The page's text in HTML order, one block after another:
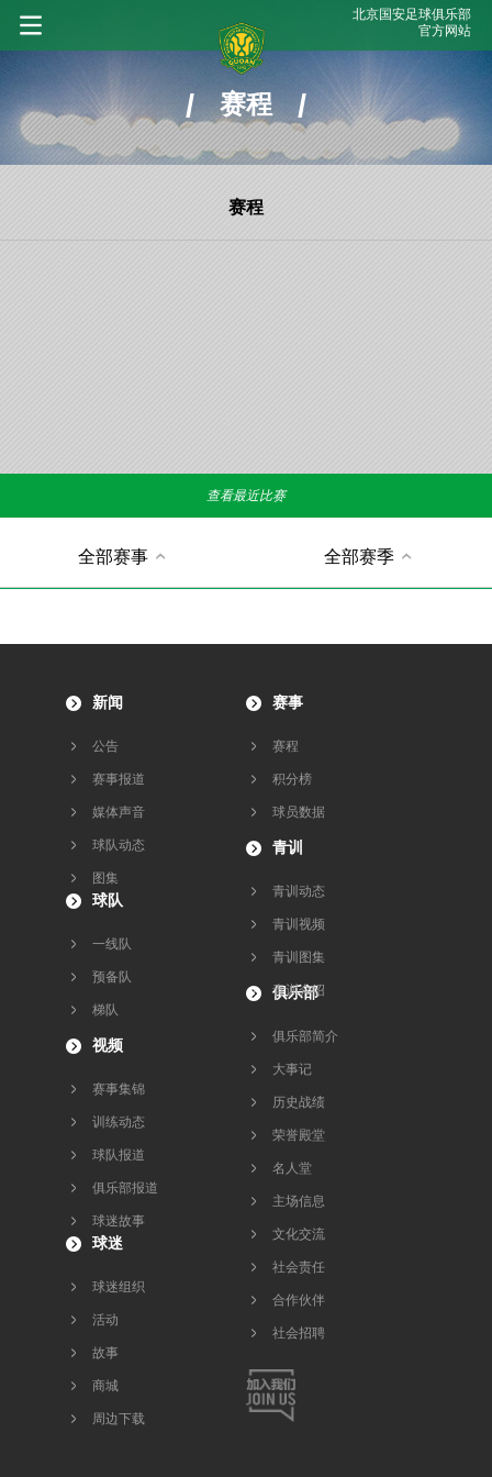
北京国安足球俱乐部
官方网站
/ 赛程 /
赛程
查看最近比赛
全部赛事 全部赛季
新闻
公告
赛事报道
媒体声音
球队动态
图集
赛事
赛程
积分榜
球员数据
视频
赛事集锦
训练动态
球队报道
俱乐部报道
球迷故事
俱乐部
俱乐部简介
大事记
历史战绩
荣誉殿堂
名人堂
主场信息
文化交流
社会责任
合作伙伴
社会招聘
球迷
球迷组织
活动
故事
商城
周边下载
球队
一线队
预备队
梯队
青训
青训动态
青训视频
青训图集
青训介绍